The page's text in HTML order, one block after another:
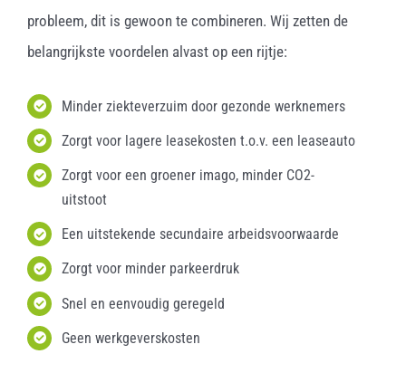
probleem, dit is gewoon te combineren. Wij zetten de
belangrijkste voordelen alvast op een rijtje:
Minder ziekteverzuim door gezonde werknemers
Zorgt voor lagere leasekosten t.o.v. een leaseauto
Zorgt voor een groener imago, minder CO2-
uitstoot
Een uitstekende secundaire arbeidsvoorwaarde
Zorgt voor minder parkeerdruk
Snel en eenvoudig geregeld
Geen werkgeverskosten